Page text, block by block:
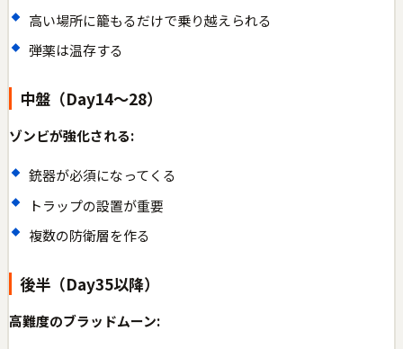
高い場所に籠もるだけで乗り越えられる
弾薬は温存する
中盤（Day14〜28）
ゾンビが強化される:
銃器が必須になってくる
トラップの設置が重要
複数の防衛層を作る
後半（Day35以降）
高難度のブラッドムーン: